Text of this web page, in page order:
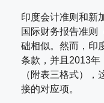
印度会计准则和新
国际财务报告准则
础相似。然而，印
条款，并且2013年
（附表三格式）
接的对应项。